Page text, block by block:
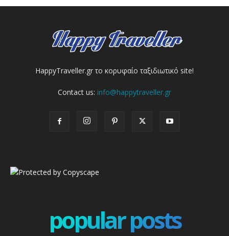
HappyTraveller.gr το κορυφαίο ταξιδιωτικό site!
Contact us: info@happytraveller.gr
popular posts